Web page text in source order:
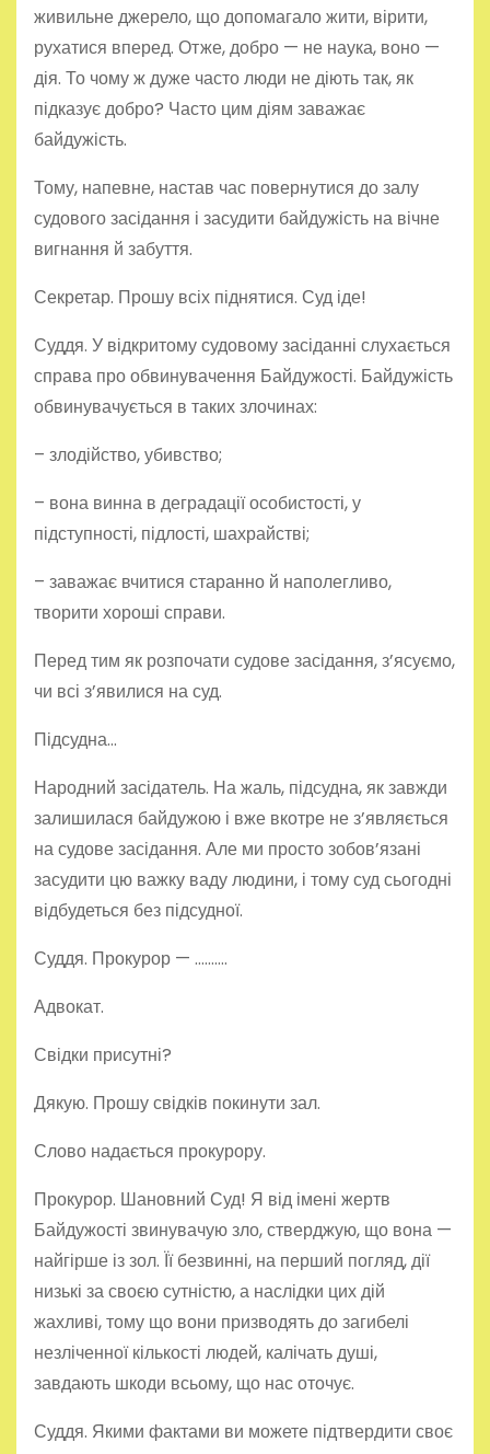
живильне джерело, що допомагало жити, вірити,
рухатися вперед. Отже, добро — не наука, воно —
дія. То чому ж дуже часто люди не діють так, як
підказує добро? Часто цим діям заважає
байдужість.
Тому, напевне, настав час повернутися до залу
судового засідання і засудити байдужість на вічне
вигнання й забуття.
Секретар. Прошу всіх піднятися. Суд іде!
Суддя. У відкритому судовому засіданні слухається
справа про обвинувачення Байдужості. Байдужість
обвинувачується в таких злочинах:
– злодійство, убивство;
– вона винна в деградації особистості, у
підступності, підлості, шахрайстві;
– заважає вчитися старанно й наполегливо,
творити хороші справи.
Перед тим як розпочати судове засідання, з’ясуємо,
чи всі з’явилися на суд.
Підсудна…
Народний засідатель. На жаль, підсудна, як завжди
залишилася байдужою і вже вкотре не з’являється
на судове засідання. Але ми просто зобов’язані
засудити цю важку ваду людини, і тому суд сьогодні
відбудеться без підсудної.
Суддя. Прокурор — ……….
Адвокат.
Свідки присутні?
Дякую. Прошу свідків покинути зал.
Слово надається прокурору.
Прокурор. Шановний Суд! Я від імені жертв
Байдужості звинувачую зло, стверджую, що вона —
найгірше із зол. Її безвинні, на перший погляд, дії
низькі за своєю сутністю, а наслідки цих дій
жахливі, тому що вони призводять до загибелі
незліченної кількості людей, калічать душі,
завдають шкоди всьому, що нас оточує.
Суддя. Якими фактами ви можете підтвердити своє